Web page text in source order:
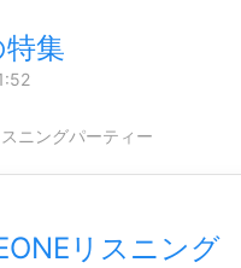
集
スニングパーティー
リスニング